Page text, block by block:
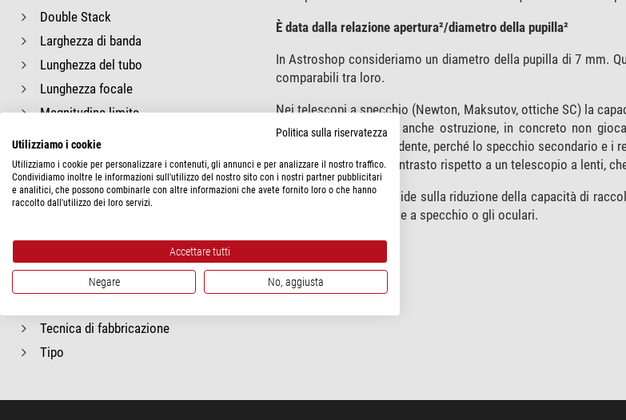
Double Stack
Larghezza di banda
Lunghezza del tubo
Lunghezza focale
Magnitudine limite
Massimo ingrandimento utile
Materiale del tubo
Peso del tubo
Rapporto focale
Schema ottico del rifrattore
Tecnica di fabbricazione
Tipo
È data dalla relazione apertura²/diametro della pupilla²
In Astroshop consideriamo un diametro della pupilla di 7 mm.
comparabili tra loro.
Nei telescopi a specchio (Newton, Maksutov, ottiche SC) la
che ne deriva, definita anche ostruzione, in concreto non
Tuttavia è piuttosto evidente, perché lo specchio secondario e
una diminuzione del contrasto rispetto a un telescopio a lenti,
Quindi il fattore che incide sulla riduzione della capacità di
per esempio il diagonale a specchio o gli oculari.
Politica sulla riservatezza
Utilizziamo i cookie
Utilizziamo i cookie per personalizzare i contenuti, gli annunci e per analizzare il nostro traffico.
Condividiamo inoltre le informazioni sull'utilizzo del nostro sito con i nostri partner pubblicitari
e analitici, che possono combinarle con altre informazioni che avete fornito loro o che hanno
raccolto dall'utilizzo dei loro servizi.
Accettare tutti
Negare No, aggiusta